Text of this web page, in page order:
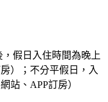
假日入住時間為晚上
）；不分平假日，入
站、APP訂房）